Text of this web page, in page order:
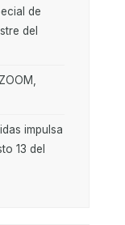
de
del
impulsa
13 del